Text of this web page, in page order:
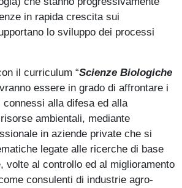
in rapida crescita sui
lo sviluppo dei processi
il curriculum “Scienze Biologiche
essere in grado di affrontare i
alla difesa ed alla
ambientali, mediante
in aziende private che si
legate alle ricerche di base
volte al controllo ed al miglioramento
consulenti di industrie agro-